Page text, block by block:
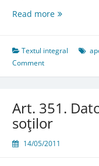
Read moreArt.
aporturilor
Textul integral
Comment
Art. 351.
soţilor
14/05/2011